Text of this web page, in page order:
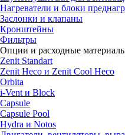
Нагреватели и блоки
Заслонки и клапаны
Кронштейны
Фильтры
Опции и расходные
Zenit Standart
Zenit Heco и Zenit Cool Heco
Orbita
i-Vent и Block
Capsule
Capsule Pool
Hydra и Notos